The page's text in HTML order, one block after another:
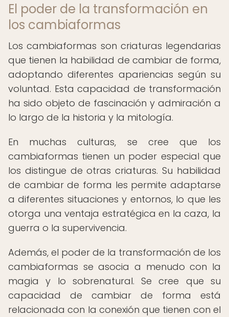
El poder de la transformación en
los cambiaformas
Los cambiaformas son criaturas legendarias
que tienen la habilidad de cambiar de forma,
adoptando diferentes apariencias según su
voluntad. Esta capacidad de transformación
ha sido objeto de fascinación y admiración a
lo largo de la historia y la mitología.
En muchas culturas, se cree que los
cambiaformas tienen un poder especial que
los distingue de otras criaturas. Su habilidad
de cambiar de forma les permite adaptarse
a diferentes situaciones y entornos, lo que les
otorga una ventaja estratégica en la caza, la
guerra o la supervivencia.
Además, el poder de la transformación de los
cambiaformas se asocia a menudo con la
magia y lo sobrenatural. Se cree que su
capacidad de cambiar de forma está
relacionada con la conexión que tienen con el